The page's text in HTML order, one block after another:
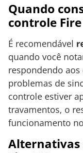
Quando
controle Fire
É recomendável
quando você
respondendo
problemas de
controle estiver
travamentos, o
funcionamento
Alternativas